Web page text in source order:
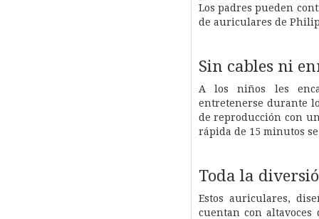
Los padres pueden
de auriculares de
Sin cables ni
A los niños les
entretenerse durante
de reproducción con
rápida de 15 minutos
Toda la
Estos auriculares,
cuentan con